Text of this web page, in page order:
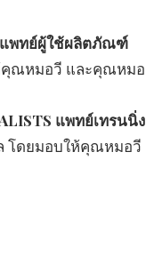
แพทย์ผู้ใช้ผลิตภัณฑ์
คุณหมอวี และคุณหมอ
แพทย์เทรนนิ่ง
โดยมอบให้คุณหมอวี